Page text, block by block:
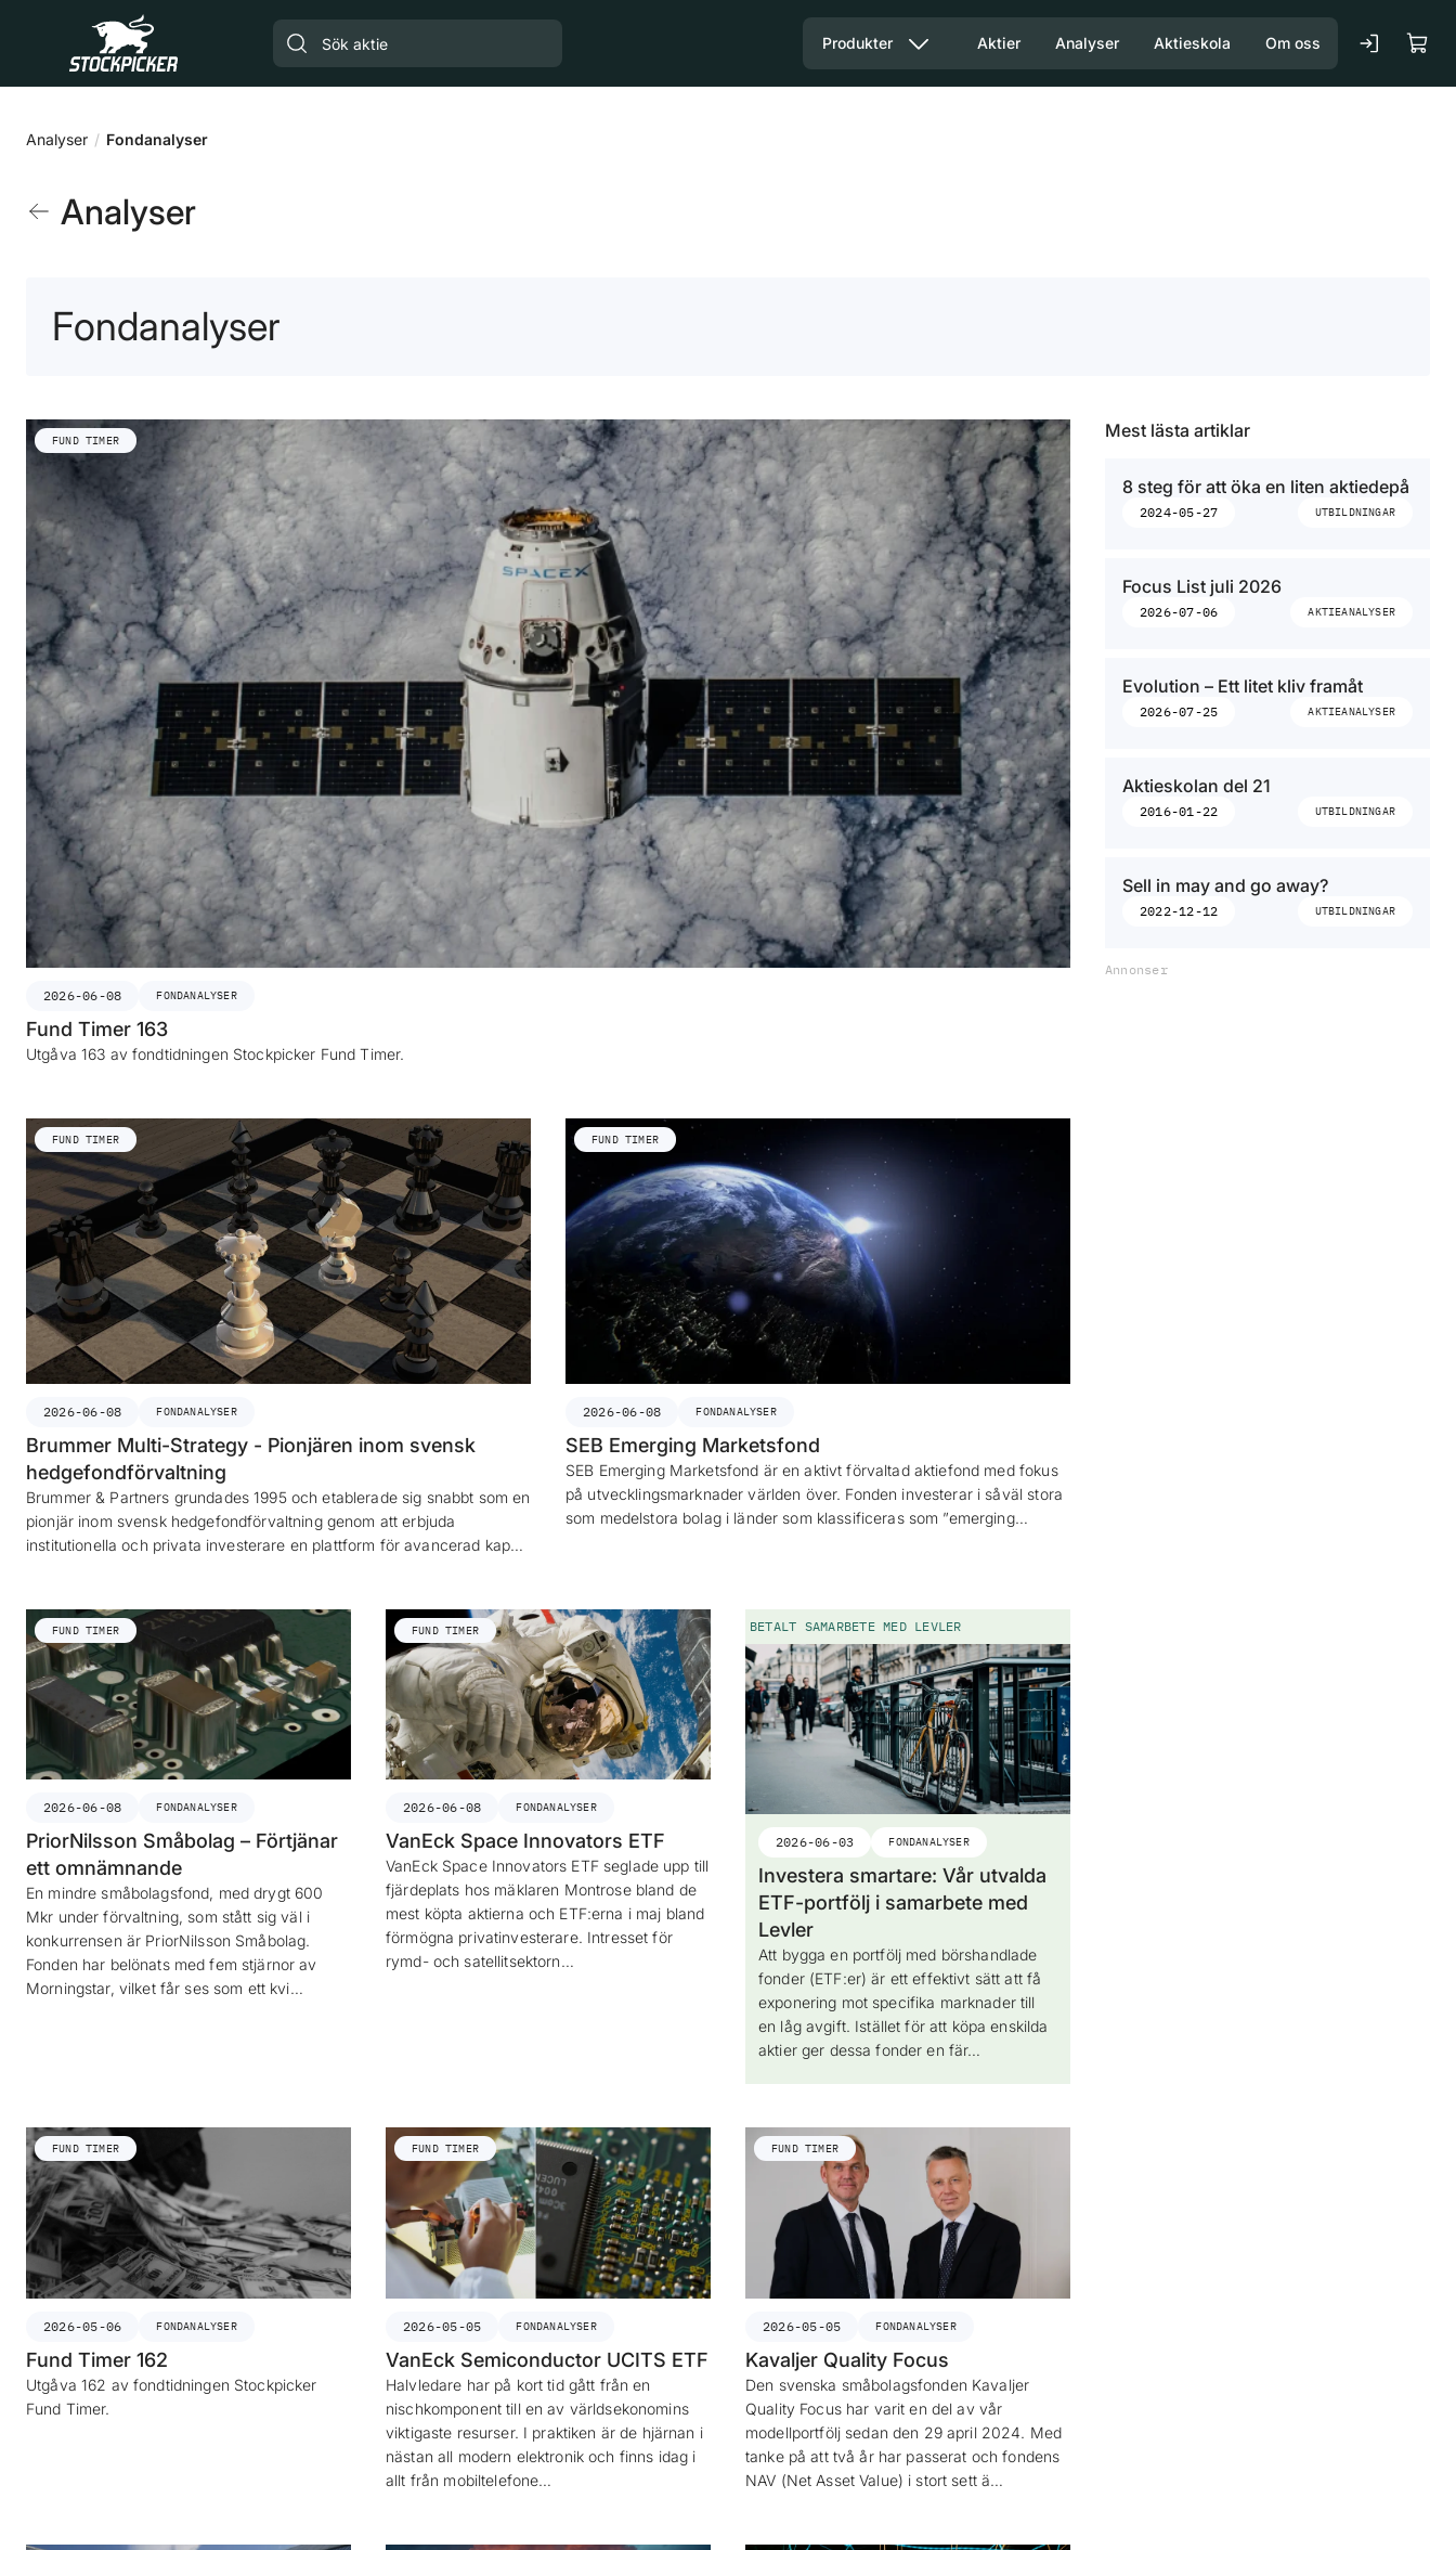
Gå till huvudinnehåll
Produkter Aktier Analyser Aktieskola Om oss
Analyser Fondanalyser
Analyser
Fondanalyser
FUND TIMER
2026-06-08 FONDANALYSER
Fund Timer 163
Utgåva 163 av fondtidningen Stockpicker Fund Timer.
FUND TIMER
2026-06-08 FONDANALYSER
Brummer Multi-Strategy - Pionjären inom svensk
hedgefondförvaltning
Brummer & Partners grundades 1995 och etablerade sig snabbt som en
pionjär inom svensk hedgefondförvaltning genom att erbjuda
institutionella och privata investerare en plattform för avancerad kap…
FUND TIMER
2026-06-08 FONDANALYSER
SEB Emerging Marketsfond
SEB Emerging Marketsfond är en aktivt förvaltad aktiefond med fokus
på utvecklingsmarknader världen över. Fonden investerar i såväl stora
som medelstora bolag i länder som klassificeras som ”emerging…
FUND TIMER
2026-06-08 FONDANALYSER
PriorNilsson Småbolag – Förtjänar
ett omnämnande
En mindre småbolagsfond, med drygt 600
Mkr under förvaltning, som stått sig väl i
konkurrensen är PriorNilsson Småbolag.
Fonden har belönats med fem stjärnor av
Morningstar, vilket får ses som ett kvi…
FUND TIMER
2026-06-08 FONDANALYSER
VanEck Space Innovators ETF
VanEck Space Innovators ETF seglade upp till
fjärdeplats hos mäklaren Montrose bland de
mest köpta aktierna och ETF:erna i maj bland
förmögna privatinvesterare. Intresset för
rymd- och satellitsektorn…
BETALT SAMARBETE MED LEVLER
2026-06-03 FONDANALYSER
Investera smartare: Vår utvalda
ETF-portfölj i samarbete med
Levler
Att bygga en portfölj med börshandlade
fonder (ETF:er) är ett effektivt sätt att få
exponering mot specifika marknader till
en låg avgift. Istället för att köpa enskilda
aktier ger dessa fonder en fär…
FUND TIMER
2026-05-06 FONDANALYSER
Fund Timer 162
Utgåva 162 av fondtidningen Stockpicker
Fund Timer.
FUND TIMER
2026-05-05 FONDANALYSER
VanEck Semiconductor UCITS ETF
Halvledare har på kort tid gått från en
nischkomponent till en av världsekonomins
viktigaste resurser. I praktiken är de hjärnan i
nästan all modern elektronik och finns idag i
allt från mobiltelefone…
FUND TIMER
2026-05-05 FONDANALYSER
Kavaljer Quality Focus
Den svenska småbolagsfonden Kavaljer
Quality Focus har varit en del av vår
modellportfölj sedan den 29 april 2024. Med
tanke på att två år har passerat och fondens
NAV (Net Asset Value) i stort sett ä…
Mest lästa artiklar
8 steg för att öka en liten aktiedepå
2024-05-27 UTBILDNINGAR
Focus List juli 2026
2026-07-06 AKTIEANALYSER
Evolution – Ett litet kliv framåt
2026-07-25 AKTIEANALYSER
Aktieskolan del 21
2016-01-22 UTBILDNINGAR
Sell in may and go away?
2022-12-12 UTBILDNINGAR
Annonser